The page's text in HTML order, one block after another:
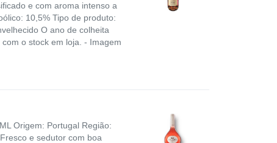
e com aroma intenso a
10,5% Tipo de produto:
O ano de colheita
o stock em loja. - Imagem
Origem: Portugal Região:
e sedutor com boa